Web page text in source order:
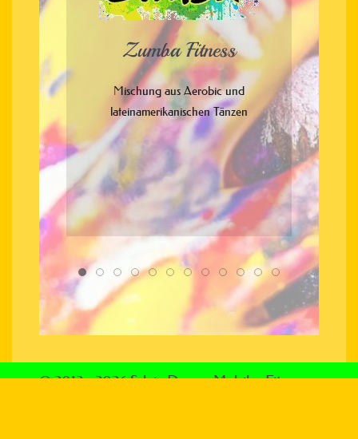
Zumba Fitness
Mischung aus Aerobic und
lateinamerikanischen Tänzen
© 2012 - 2026 Sylvia Degen Mobiles Fitness